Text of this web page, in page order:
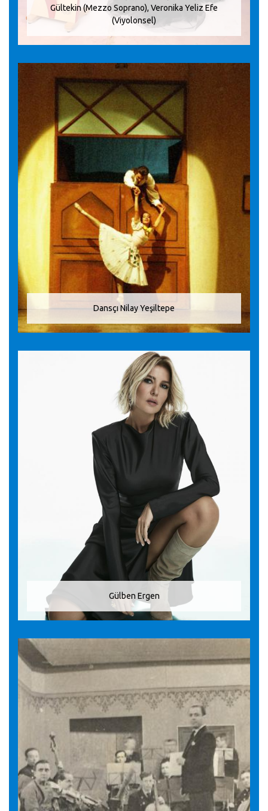
Gültekin (Mezzo Soprano), Veronika Yeliz Efe
(Viyolonsel)
Dansçı Nilay Yeşiltepe
Gülben Ergen